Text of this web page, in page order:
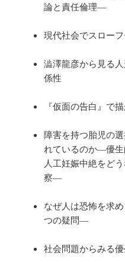
論と責任倫理―
現代社会でスロー
澁澤龍彦から見る
係性
『仮面の告白』で
障害を持つ胎児の
れているのか―優
人工妊娠中絶をど
察―
なぜ人は恐怖を求
つの疑問―
社会問題からみる